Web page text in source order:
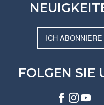
ICH ABONNIERE
FOLGEN SIE